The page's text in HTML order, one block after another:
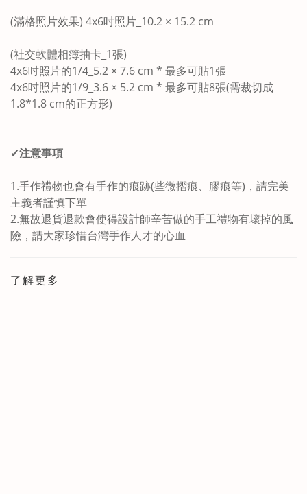
(滿格照片效果) 4x6吋照片_10.2 × 15.2 cm
(社交軟體相簿抽卡_1張)
4x6吋照片的1/4_5.2 × 7.6 cm * 最多可貼1張
4x6吋照片的1/9_3.6 × 5.2 cm * 最多可貼8張(需裁切成
1.8*1.8 cm的正方形)
✓注意事項
1.手作禮物也會有手作的痕跡(些微摺痕、膠痕等)，請完美
主義者謹慎下單
2.無故退貨退款會使得設計師辛苦做的手工禮物有壞掉的風
險，請大家珍惜台灣手作人才的心血
了解更多